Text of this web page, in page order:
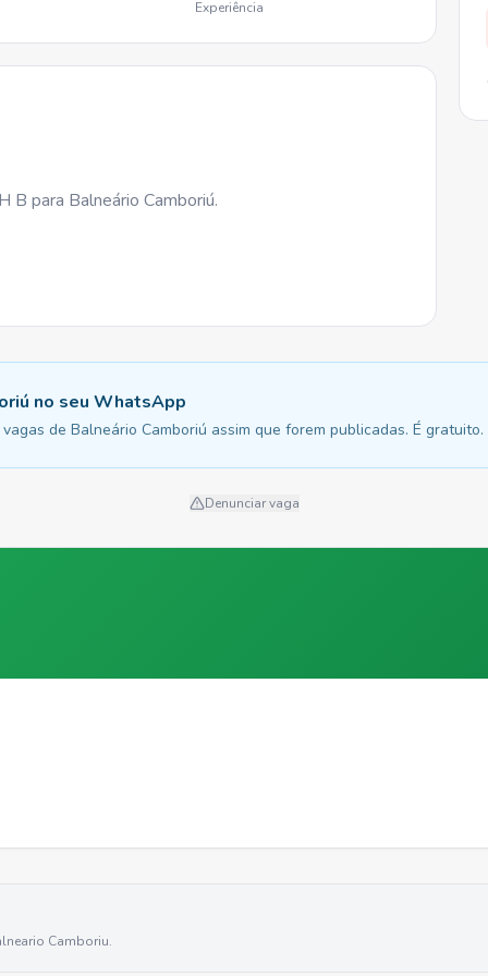
Experiência
B para Balneário Camboriú.
no seu WhatsApp
de Balneário Camboriú assim que forem publicadas. É gratuito.
Denunciar vaga
Camboriu.